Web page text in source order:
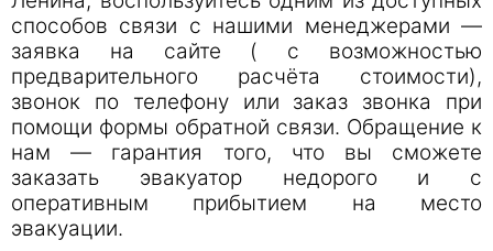
способов связи с нашими менеджерами —
заявка на сайте ( с возможностью
предварительного расчёта стоимости),
звонок по телефону или заказ звонка при
помощи формы обратной связи. Обращение к
нам — гарантия того, что вы сможете
заказать эвакуатор недорого и с
оперативным прибытием на место
эвакуации.